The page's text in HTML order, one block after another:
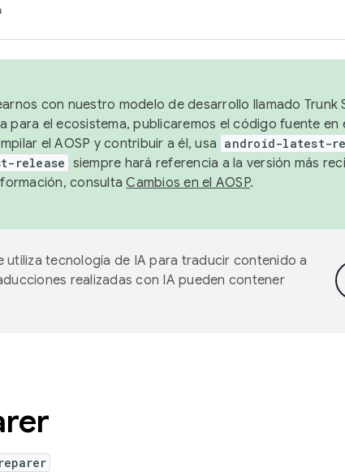
con nuestro modelo de desarrollo llamado Trunk
para el ecosistema, publicaremos el código fuente en
el AOSP y contribuir a él, usa android-latest-
release siempre hará referencia a la versión más
consultaCambios en el AOSP.
utiliza tecnología de IA para traducir contenido a
realizadas con IA pueden contener